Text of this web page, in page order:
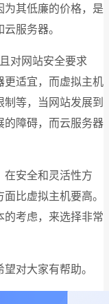
为其低廉的价格，是
服务器。
对网站安全要求
更适宜，而虚拟主机
等，当网站发展到
的障碍，而云服务器
在安全和灵活性方
比虚拟主机要高。
的考虑，来选择非常
对大家有帮助。